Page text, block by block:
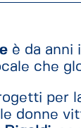
è da anni
che
per
donne